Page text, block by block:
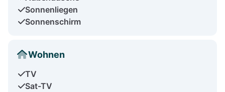
Sonnenliegen
Sonnenschirm
Wohnen
TV
Sat-TV